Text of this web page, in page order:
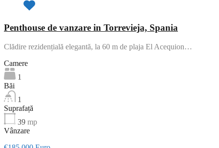
Penthouse de vanzare in Torrevieja, Spania
Clădire rezidențială elegantă, la 60 m de plaja El Acequion…
Camere
1
Băi
1
Suprafață
39 mp
Vânzare